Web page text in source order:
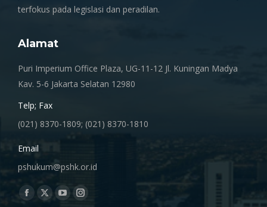
terfokus pada legislasi dan peradilan.
Alamat
Puri Imperium Office Plaza, UG-11-12 Jl. Kuningan Madya
Kav. 5-6 Jakarta Selatan 12980
Telp; Fax
(021) 8370-1809; (021) 8370-1810
Email
pshukum@pshk.or.id
Find us on:
Facebook
X
YouTubeInstagram